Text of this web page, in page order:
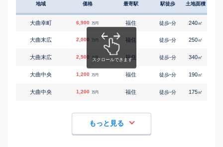
地域 価格 最寄駅 駅徒歩 土地面積
大曲幸町 6,900 万円 福住 徒歩-分 240㎡
大曲末広 2,000 万円 福住 徒歩-分 250㎡
大曲末広 2,500 万円 福住 徒歩-分 340㎡
大曲中央 1,200 万円 福住 徒歩-分 190㎡
大曲中央 1,200 万円 福住 徒歩-分 175㎡
もっと見る